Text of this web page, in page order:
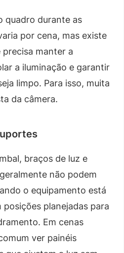
quadro durante as
por cena, mas existe
precisa manter a
a iluminação e garantir
limpo. Para isso, muita
da câmera.
braços de luz e
não podem
o equipamento está
planejadas para
Em cenas
ver painéis